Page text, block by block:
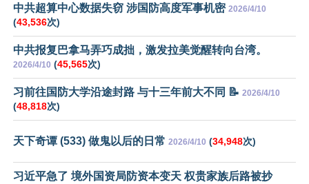
中共超算中心数据失窃 涉国防高度军事机密 2026/4/10
(43,536次)
中共报复巴拿马弄巧成拙，激发拉美觉醒转向台湾。
2026/4/10 (45,565次)
习前往国防大学沿途封路 与十三年前大不同 📝 2026/4/10
(48,818次)
天下奇谭 (533) 做鬼以后的日常 2026/4/10 (34,948次)
习近平急了 境外国资局防资本变天 权贵家族后路被抄